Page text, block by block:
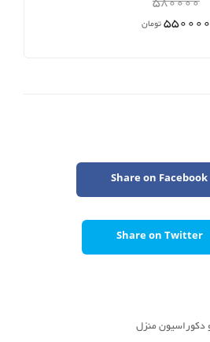
550000تومان
Share on Facebook
Share on Twitter